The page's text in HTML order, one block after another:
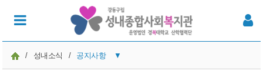
/ 성내소식 / 공지사항 ▼